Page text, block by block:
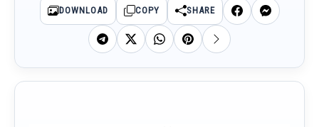
DOWNLOAD COPY SHARE